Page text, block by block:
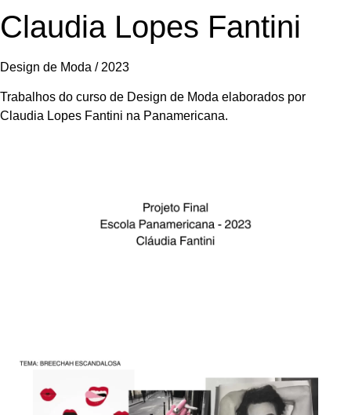
Claudia Lopes Fantini
Design de Moda / 2023
Trabalhos do curso de Design de Moda elaborados por
Claudia Lopes Fantini na Panamericana.